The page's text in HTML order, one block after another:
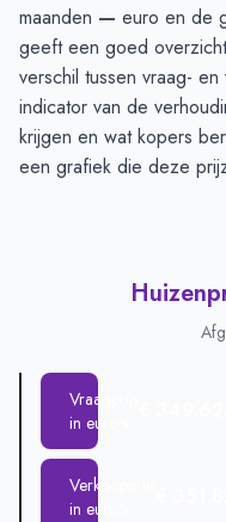
maanden — euro en de
geeft een goed
verschil tussen vraag-
indicator van de
krijgen en wat kopers
een grafiek die deze
Vraagprijs
in euro's
Verkoopprijs
in euro's